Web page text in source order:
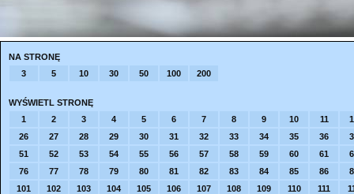
NA STRONĘ
3
5 10 30 50 100 200
WYŚWIETL STRONĘ
1
2 3 4 5 6 7 8 9 10 11
26
27 28 29 30 31 32 33 34 35 36
51
52 53 54 55 56 57 58 59 60 61
76
77 78 79 80 81 82 83 84 85 86
101
102 103 104 105 106 107 108 109 110 111